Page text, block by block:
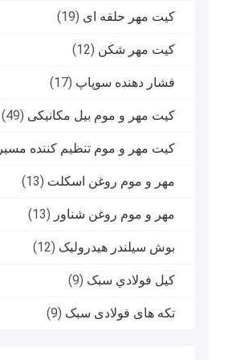
کیت مهر حلقه ای (19)
کیت مهر شکن (12)
فشار دهنده سوپاپ (17)
کیت مهر و موم بیل مکانیکی (49)
کیت مهر و موم تنظیم کننده مسیر
مهر و موم روغن اسکلت (13)
مهر و موم روغن شناور (13)
بوش سیلندر هیدرولیک (12)
کيل فولادي سبک (9)
تکه های فولادی سبک (9)